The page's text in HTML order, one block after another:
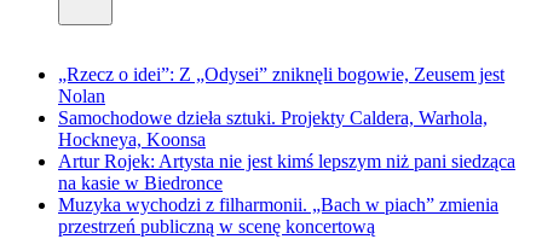
„Rzecz o idei”: Z „Odysei” zniknęli bogowie, Zeusem jest
Nolan
Samochodowe dzieła sztuki. Projekty Caldera, Warhola,
Hockneya, Koonsa
Artur Rojek: Artysta nie jest kimś lepszym niż pani siedząca
na kasie w Biedronce
Muzyka wychodzi z filharmonii. „Bach w piach” zmienia
przestrzeń publiczną w scenę koncertową